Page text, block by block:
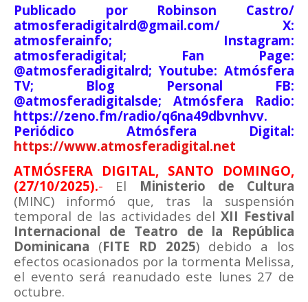
Publicado por Robinson Castro/
atmosferadigitalrd@gmail.com/ X:
atmosferainfo; Instagram:
atmosferadigital; Fan Page:
@atmosferadigitalrd; Youtube: Atmósfera
TV; Blog Personal FB:
@atmosferadigitalsde; Atmósfera Radio:
https://zeno.fm/radio/q6na49dbvnhvv.
Periódico Atmósfera Digital:
https://www.atmosferadigital.net
ATMÓSFERA DIGITAL, SANTO DOMINGO,
(27/10/2025).- El Ministerio de Cultura
(MINC) informó que, tras la suspensión
temporal de las actividades delXII Festival
Internacional de Teatro de la República
Dominicana (FITE RD 2025) debido a los
efectos ocasionados por la tormenta Melissa,
el evento será reanudado este lunes 27 de
octubre.